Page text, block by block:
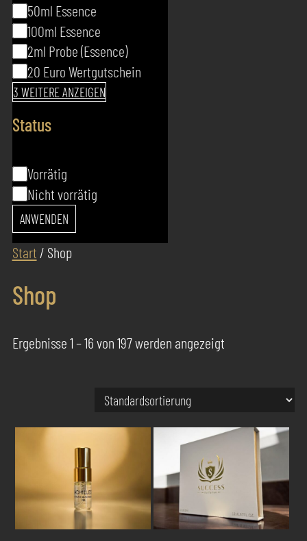
50ml Essence
100ml Essence
2ml Probe (Essence)
20 Euro Wertgutschein
3 WEITERE ANZEIGEN
Status
StatusVorrätig
Nicht vorrätig
ANWENDEN
Start / Shop
Shop
Ergebnisse 1 – 16 von 197 werden angezeigt